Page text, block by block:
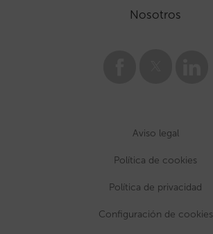
Nosotros
Aviso legal
Política de cookies
Política de privacidad
Configuración de cookies